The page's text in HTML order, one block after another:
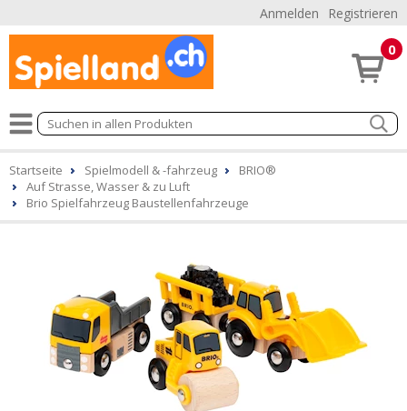
Anmelden Registrieren
0
Startseite Spielmodell & -fahrzeug
BRIO®
Auf Strasse, Wasser & zu Luft
Brio Spielfahrzeug Baustellenfahrzeuge